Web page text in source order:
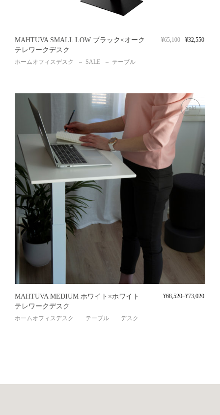
MAHTUVA SMALL LOW ブラック×オーク
テレワークデスク
ホームオフィスデスク SALE テーブル
¥65,100 ¥32,550
Sold
MAHTUVA MEDIUM ホワイト×ホワイト
テレワークデスク
ホームオフィスデスク テーブル デスク
¥68,520–¥73,020